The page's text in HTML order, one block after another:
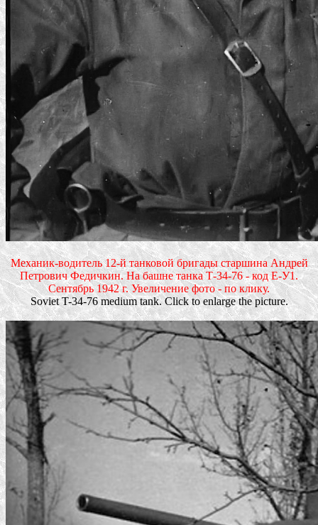
Механик-водитель 12-й танковой бригады старшина Андрей
Петрович Федичкин. На башне танка Т-34-76 - код Е-У1.
Сентябрь 1942 г. Увеличение фото - по клику.
Soviet T-34-76 medium tank. Click to enlarge the picture.